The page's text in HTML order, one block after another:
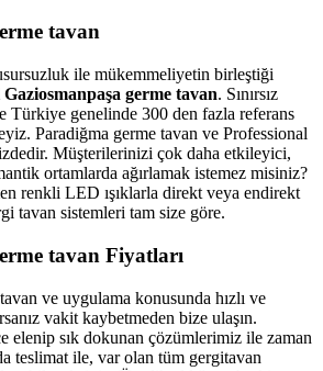
tavan
ile mükemmeliyetin birleştiği
germe tavan. Sınırsız
Türkiye genelinde 300 den fazla referans
Paradiğma germe tavan ve Professional
Müşterilerinizi çok daha etkileyici,
ortamlarda ağırlamak istemez misiniz?
renkli LED ışıklarla direkt veya endirekt
tavan sistemleri tam size göre.
tavan Fiyatları
ve uygulama konusunda hızlı ve
vakit kaybetmeden bize ulaşın.
elenip sık dokunan çözümlerimiz ile zaman
teslimat ile, var olan tüm gergitavan